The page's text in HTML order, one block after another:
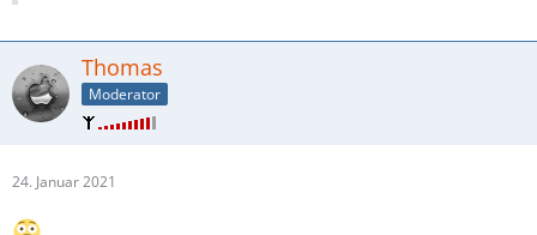
Thomas
Moderator
24. Januar 2021